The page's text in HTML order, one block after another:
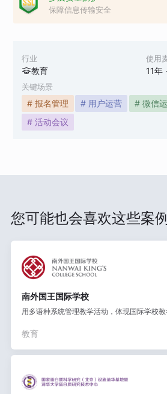
行业
教育
使用
11年
关键场景
# 报名管理 # 用户运营 # 微信
# 活动会议
保障信息传输安全
您可能也会喜欢这些案
南外国王国际学校
用多语种系统管理教学活动，体现国际学校
教育